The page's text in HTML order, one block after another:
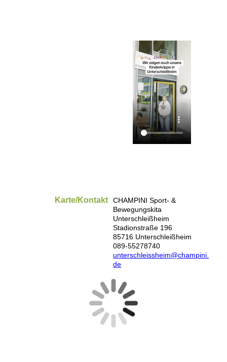
Karte/Kontakt
CHAMPINI Sport- &
Bewegungskita
Unterschleißheim
Stadionstraße 196
85716 Unterschleißheim
089-55278740
unterschleissheim@champini.
de